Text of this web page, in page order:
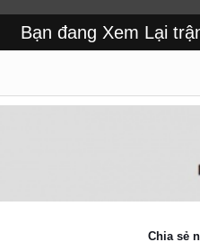
Bạn đang Xem Lại trận
Chia sẻ